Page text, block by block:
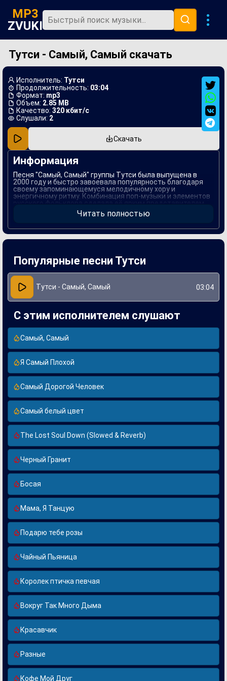
MP3
ZVUKI
Главная
Популярная
В машину
Музыка 80х
Ремиксы
Тутси - Самый, Самый скачать
Исполнитель: Тутси
Продолжительность: 03:04
Формат: mp3
Объем: 2.85 MB
Качество: 320 кбит/с
Слушали: 2
Скачать
Информация
Песня "Самый, Самый" группы Тутси была выпущена в
2000 году и быстро завоевала популярность благодаря
своему запоминающемуся мелодичному хору и
энергичному ритму. Комбинация поп-музыки и элементов
русского фольклора сделала её ярким представителем
своего жанра. Композиция рассказывает о любви и
сильных чувствах, что нашло отклик у широкой аудитории.
Создание "Самый, Самый" связано с участием
талантливых музыкантов и продюсеров, которые вложили
популярности, и данная песня стала одним из знаковых
хитов в репертуаре коллектива. Она продолжает звучать
на радиостанциях и мероприятиях, оставаясь любимой
для многих поклонников.
Читать полностью
Популярные песни Тутси
Тутси - Самый, Самый 03:04
С этим исполнителем слушают
Самый, Самый
Я Самый Плохой
Самый Дорогой Человек
Самый белый цвет
The Lost Soul Down (Slowed & Reverb)
Черный Гранит
Босая
Мама, Я Танцую
Подарю тебе розы
Чайный Пьяница
Королек птичка певчая
Вокруг Так Много Дыма
Красавчик
Разные
Кофе Мой Друг